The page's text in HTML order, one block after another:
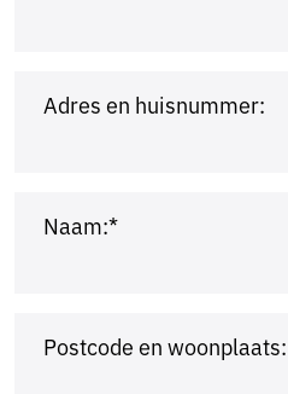
Adres en huisnummer:
Naam:*
Postcode en woonplaats: